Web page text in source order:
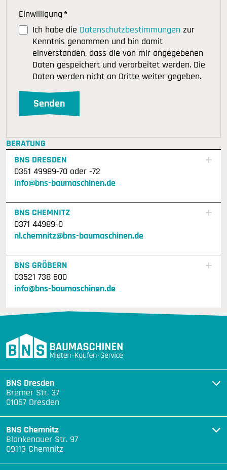
Einwilligung*
Ich habe die Datenschutzbestimmungen zur
Kenntnis genommen und bin damit
einverstanden, dass die von mir angegebenen
Daten gespeichert und verarbeitet werden. Die
Daten werden nicht an Dritte weiter gegeben.
BERATUNG
BNS DRESDEN
0351 49989-70 oder -72
info@bns-baumaschinen.de
BNS CHEMNITZ
0371 44989-0
nl.chemnitz@bns-baumaschinen.de
BNS GRÖBERN
03521 738 600
info@bns-baumaschinen.de
BNS Dresden
Bremer Str. 37
01067 Dresden
BNS Chemnitz
Blankenauer Str. 97
09113 Chemnitz